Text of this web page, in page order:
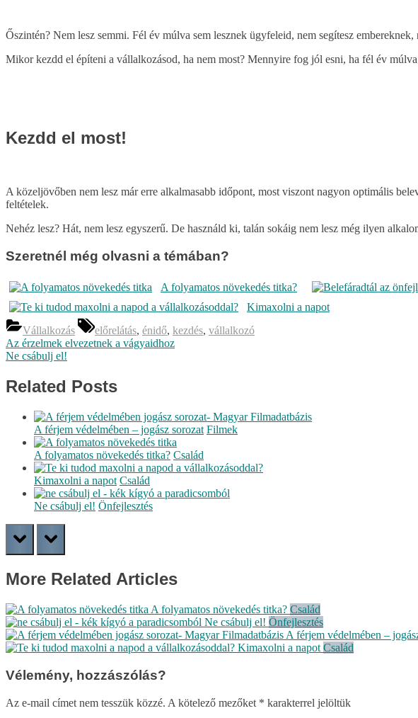
Őszintén? Nem lesz semmi. Fél év múlva sem lesznek ügyfeleid, nem segítesz
Mikor kezdd el építeni a vállalkozásod, ha nem most? Mennyire fog jól esni, ha fél év
Kezdd el most!
A közeljövőben nem lesz már erre alkalmasabb időpont, most viszont nagyon optimális
feltételek.
Nehéz lesz? Hát, nem lesz egyszerű. De használd ki, talán sokáig nem lesz még ilyen
Szeretnél még olvasni a témában?
A folyamatos növekedés titka?
Kimaxolni a napot
Vállalkozás
Tags:
előrelátás, énidő, kezdés, vállalkozó
Bejegyzés
navigáció
Previous
Post:
Az érzelmek elvezetnek a vágyaidhoz
Next
Ne csábulj el!
Related Posts
A férjem védelmében – jogász sorozat Filmek
A folyamatos növekedés titka? Család
Kimaxolni a napot Család
Ne csábulj el! Önfejlesztés
prev next
More Related Articles
A folyamatos növekedés titka? Család
Ne csábulj el! Önfejlesztés
A férjem védelmében –
Kimaxolni a napot Család
Vélemény, hozzászólás?
Az e-mail címet nem tesszük közzé. A kötelező mezőket * karakterrel jelöltük